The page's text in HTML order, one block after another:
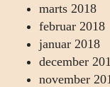
marts 2018
februar 2018
januar 2018
december
november